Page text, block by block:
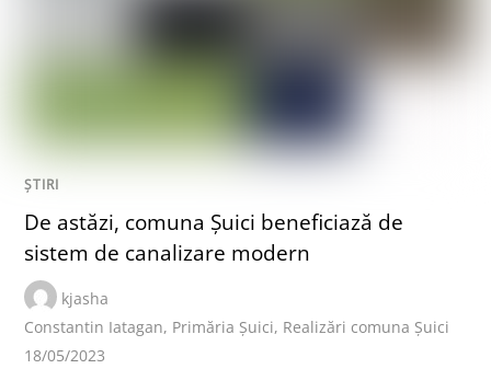
ȘTIRI
De astăzi, comuna Șuici beneficiază de
sistem de canalizare modern
kjasha
Constantin Iatagan, Primăria Șuici, Realizări comuna Șuici
18/05/2023